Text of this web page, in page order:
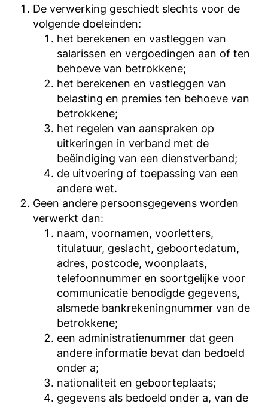
De verwerking geschiedt slechts voor de
volgende doeleinden:
het berekenen en vastleggen van
salarissen en vergoedingen aan of ten
behoeve van betrokkene;
het berekenen en vastleggen van
belasting en premies ten behoeve van
betrokkene;
het regelen van aanspraken op
uitkeringen in verband met de
beëindiging van een dienstverband;
de uitvoering of toepassing van een
andere wet.
Geen andere persoonsgegevens worden
verwerkt dan:
naam, voornamen, voorletters,
titulatuur, geslacht, geboortedatum,
adres, postcode, woonplaats,
telefoonnummer en soortgelijke voor
communicatie benodigde gegevens,
alsmede bankrekeningnummer van de
betrokkene;
een administratienummer dat geen
andere informatie bevat dan bedoeld
onder a;
nationaliteit en geboorteplaats;
gegevens als bedoeld onder a, van de